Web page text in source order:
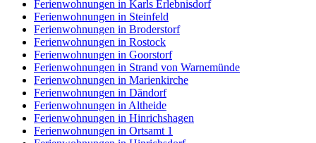
Ferienwohnungen in Karls Erlebnisdorf
Ferienwohnungen in Steinfeld
Ferienwohnungen in Broderstorf
Ferienwohnungen in Rostock
Ferienwohnungen in Goorstorf
Ferienwohnungen in Strand von Warnemünde
Ferienwohnungen in Marienkirche
Ferienwohnungen in Dändorf
Ferienwohnungen in Altheide
Ferienwohnungen in Hinrichshagen
Ferienwohnungen in Ortsamt 1